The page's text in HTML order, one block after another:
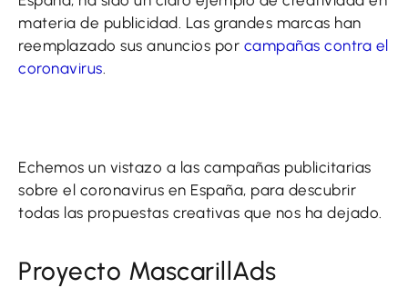
materia de publicidad. Las grandes marcas han
reemplazado sus anuncios por campañas contra el
coronavirus.
Echemos un vistazo a las campañas publicitarias
sobre el coronavirus en España, para descubrir
todas las propuestas creativas que nos ha dejado.
Proyecto MascarillAds